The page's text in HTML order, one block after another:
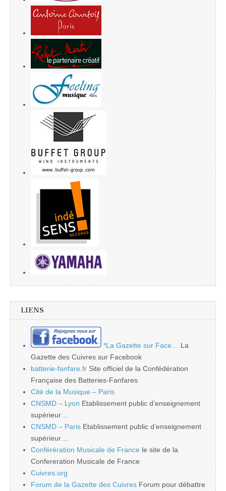
LIENS
*La Gazette sur Face…
La
Gazette des Cuivres sur Facebook
batterie-fanfare.fr Site officiel de la Confédération
Française des Batteries-Fanfares
Cité de la Musique – Paris
CNSMD – Lyon Etablissement public d’enseignement
supérieur…
CNSMD – Paris Etablissement public d’enseignement
supérieur…
Conférération Musicale de France le site de la
Confereration Musicale de France
Cuivres.org
Forum de la Gazette des Cuivres Forum pour débattre